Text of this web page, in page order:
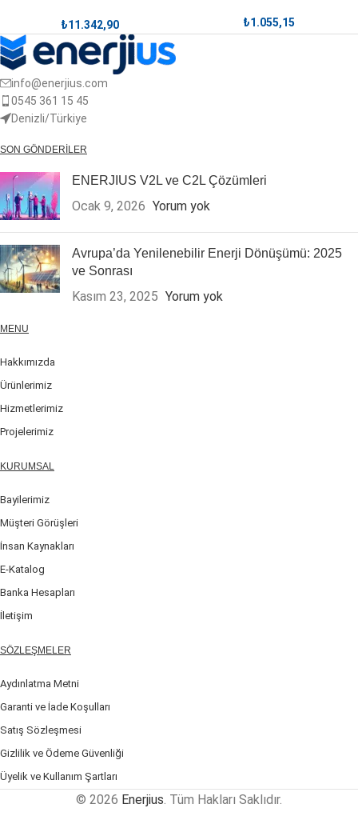
₺11.342,90 ₺1.055,15
info@enerjius.com
0545 361 15 45
Denizli/Türkiye
SON GÖNDERILER
ENERJIUS V2L ve C2L Çözümleri
Ocak 9, 2026 Yorum yok
Avrupa’da Yenilenebilir Enerji Dönüşümü: 2025
ve Sonrası
Kasım 23, 2025 Yorum yok
MENU
Hakkımızda
Ürünlerimiz
Hizmetlerimiz
Projelerimiz
KURUMSAL
Bayilerimiz
Müşteri Görüşleri
İnsan Kaynakları
E-Katalog
Banka Hesapları
İletişim
SÖZLEŞMELER
Aydınlatma Metni
Garanti ve İade Koşulları
Satış Sözleşmesi
Gizlilik ve Ödeme Güvenliği
Üyelik ve Kullanım Şartları
© 2026 Enerjius. Tüm Hakları Saklıdır.